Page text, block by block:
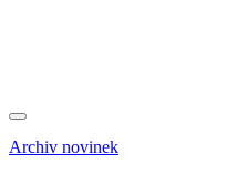
Archiv novinek